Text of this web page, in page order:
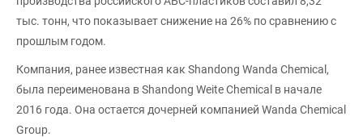
тыс. тонн, что показывает снижение на 26% по сравнению с
прошлым годом.
Компания, ранее известная как Shandong Wanda Chemical,
была переименована в Shandong Weite Chemical в начале
2016 года. Она остается дочерней компанией Wanda Chemical
Group.